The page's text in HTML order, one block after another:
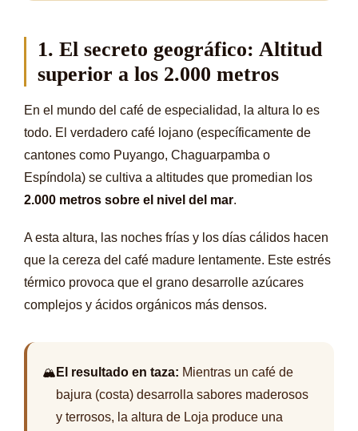
1. El secreto geográfico: Altitud
superior a los 2.000 metros
En el mundo del café de especialidad, la altura lo es
todo. El verdadero café lojano (específicamente de
cantones como Puyango, Chaguarpamba o
Espíndola) se cultiva a altitudes que promedian los
2.000 metros sobre el nivel del mar.
A esta altura, las noches frías y los días cálidos hacen
que la cereza del café madure lentamente. Este estrés
térmico provoca que el grano desarrolle azúcares
complejos y ácidos orgánicos más densos.
🏔️ El resultado en taza: Mientras un café de
bajura (costa) desarrolla sabores maderosos
y terrosos, la altura de Loja produce una